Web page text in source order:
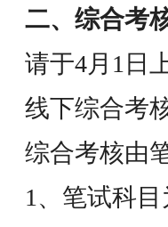
二、综合考
请于4月1日
线下综合考
综合考核由
1、笔试科